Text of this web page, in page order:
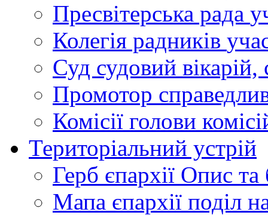
Пресвітерська рада
Колегія радників
Суд судовий вікарій,
Промотор
Комісії голови
Територіальний устрій
Герб єпархії Опис та
Мапа єпархії поділ